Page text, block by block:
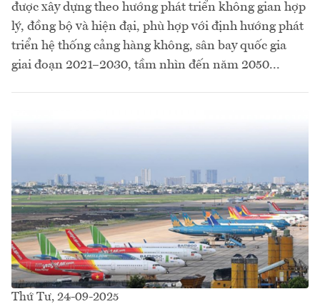
được xây dựng theo hướng phát triển không gian hợp
lý, đồng bộ và hiện đại, phù hợp với định hướng phát
triển hệ thống cảng hàng không, sân bay quốc gia
giai đoạn 2021–2030, tầm nhìn đến năm 2050...
Thứ Tư, 24-09-2025